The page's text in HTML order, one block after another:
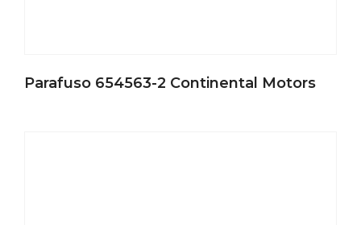
Parafuso 654563-2 Continental Motors